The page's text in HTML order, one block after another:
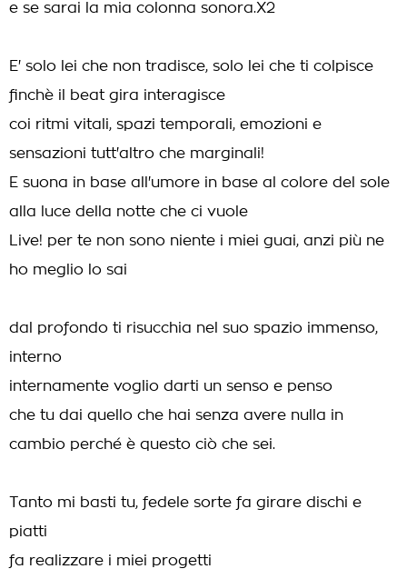
e se sarai la mia colonna sonora.X2
E' solo lei che non tradisce, solo lei che ti colpisce
finchè il beat gira interagisce
coi ritmi vitali, spazi temporali, emozioni e
sensazioni tutt'altro che marginali!
E suona in base all'umore in base al colore del sole
alla luce della notte che ci vuole
Live! per te non sono niente i miei guai, anzi più ne
ho meglio lo sai
dal profondo ti risucchia nel suo spazio immenso,
interno
internamente voglio darti un senso e penso
che tu dai quello che hai senza avere nulla in
cambio perché è questo ciò che sei.
Tanto mi basti tu, fedele sorte fa girare dischi e
piatti
fa realizzare i miei progetti